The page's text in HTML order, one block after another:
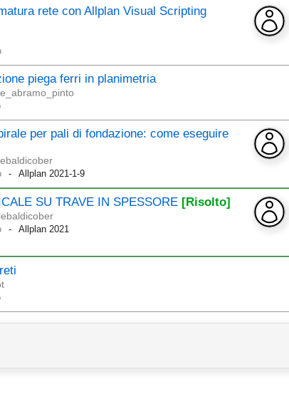
rete con Allplan Visual Scripting
piega ferri in planimetria
per pali di fondazione: come eseguire
Allplan 2021-1-9
SU TRAVE IN SPESSORE [Risolto]
Allplan 2021